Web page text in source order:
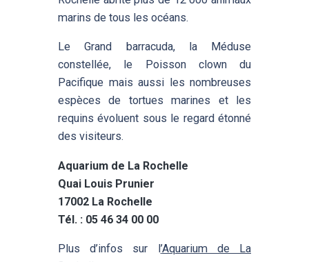
marins de tous les océans.
Le Grand barracuda, la Méduse
constellée, le Poisson clown du
Pacifique mais aussi les nombreuses
espèces de tortues marines et les
requins évoluent sous le regard étonné
des visiteurs.
Aquarium de La Rochelle
Quai Louis Prunier
17002 La Rochelle
Tél. : 05 46 34 00 00
Plus d’infos sur l’Aquarium de La